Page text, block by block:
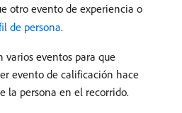
otro evento de experiencia o
de persona.
varios eventos para que
evento de calificación hace
la persona en el recorrido.